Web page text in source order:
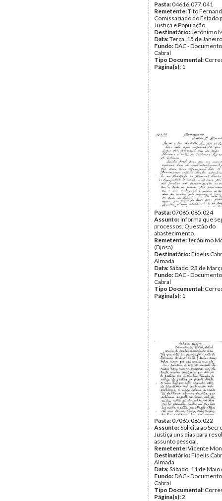
Pasta:04616.077.041
Remetente:Tito
Comissariado do Estado
Justiça e População
Destinatário:Jerónimo
Data:Terça, 15 de
Fundo:DAC -
Cabral
Tipo Documental:
Página(s): 1
Pasta:07065.085.024
Assunto:Informa que
processos. Questão do
abastecimento.
Remetente:Jerónimo
(Djosa)
Destinatário:Fidelis
Almada
Data:Sábado, 23 de
Fundo:DAC -
Cabral
Tipo Documental:
Página(s): 1
Pasta:07065.085.022
Assunto:Solicita ao
Justiça uns dias para
assunto pessoal.
Remetente:Vicente
Destinatário:Fidelis
Almada
Data:Sábado, 11 de
Fundo:DAC -
Cabral
Tipo Documental:
Página(s):2